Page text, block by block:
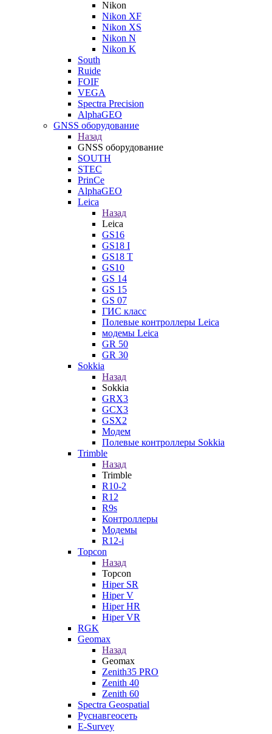
Nikon
Nikon XF
Nikon XS
Nikon N
Nikon K
South
Ruide
FOIF
VEGA
Spectra Precision
AlphaGEO
GNSS оборудование
Назад
GNSS оборудование
SOUTH
STEC
PrinCe
AlphaGEO
Leica
Назад
Leica
GS16
GS18 I
GS18 T
GS10
GS 14
GS 15
GS 07
ГИС класс
Полевые контроллеры Leica
модемы Leica
GR 50
GR 30
Sokkia
Назад
Sokkia
GRX3
GCX3
GSX2
Модем
Полевые контроллеры Sokkia
Trimble
Назад
Trimble
R10-2
R12
R9s
Контроллеры
Модемы
R12-i
Topcon
Назад
Topcon
Hiper SR
Hiper V
Hiper HR
Hiper VR
RGK
Geomax
Назад
Geomax
Zenith35 PRO
Zenith 40
Zenith 60
Spectra Geospatial
Руснавгеосеть
E-Survey